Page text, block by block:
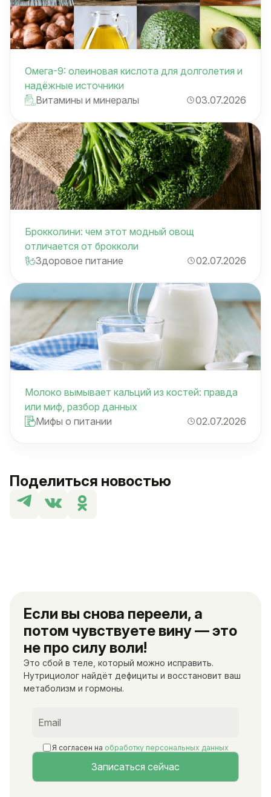
Поделиться новостью
Если вы снова переели, а
потом чувствуете вину — это
не про силу воли!
Это сбой в теле, который можно исправить.
Нутрициолог найдёт дефициты и восстановит ваш
метаболизм и гормоны.
Я согласен на обработку персональных данных
Омега-9: олеиновая кислота для долголетия и
надёжные источники
Витамины и минералы
03.07.2026
Брокколини: чем этот модный овощ
отличается от брокколи
Здоровое питание
02.07.2026
Молоко вымывает кальций из костей: правда
или миф, разбор данных
Мифы о питании
02.07.2026